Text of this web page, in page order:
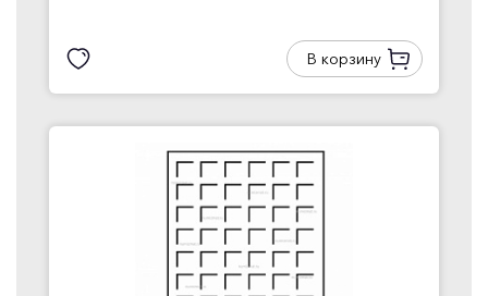
В корзину